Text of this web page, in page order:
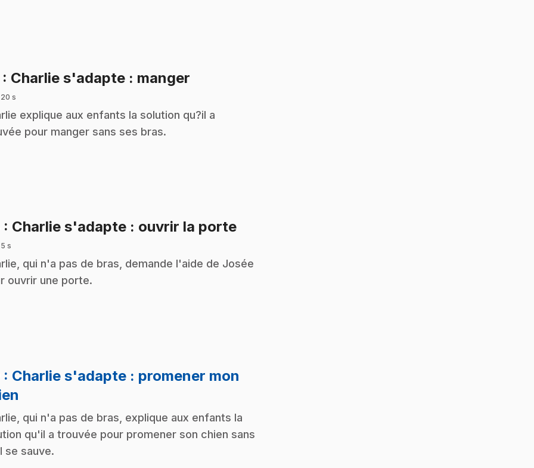
: Charlie s'adapte : manger
20 s
explique aux enfants la solution qu?il a
pour manger sans ses bras.
: Charlie s'adapte : ouvrir la porte.
s
qui n'a pas de bras, demande l'aide de Josée
ouvrir une porte.
: Charlie s'adapte : promener mon
qui n'a pas de bras, explique aux enfants la
qu'il a trouvée pour promener son chien sans
se sauve.